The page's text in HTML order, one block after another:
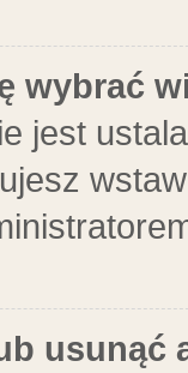
wybrać
jest
usunąć